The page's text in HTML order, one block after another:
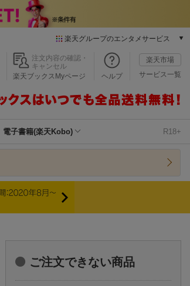
楽天グループのエンタメサービス
本/ゲーム/CD/DVD
楽天ブックス
楽天Kobo
楽天チケット
エンタメニュース
注文内容の確認・
キャンセル
楽天ブックスMyページ
ヘルプ
楽天市場
サービス一覧
電子書籍(楽天Kobo) R18+
ご注文できない商品